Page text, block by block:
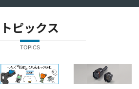
トピックス
TOPICS